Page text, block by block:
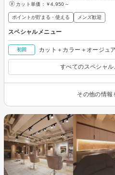
カット単価： ￥4,950～
ポイントが貯まる・使える メンズ歓迎
スペシャルメニュー
初回 カット＋カラー＋オージュ
すべてのスペシャ
その他の情報